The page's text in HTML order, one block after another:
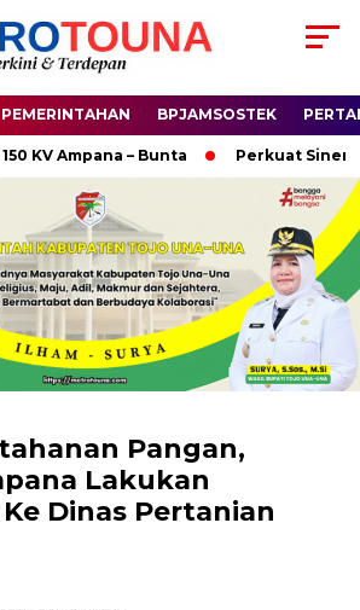
PEMERINTAHAN BPJAMSOSTEK
Ampana – Bunta Perkuat Sinergi
Pangan,
Lakukan
Dinas Pertanian